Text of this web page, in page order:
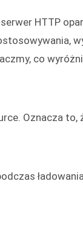
HTTP
co
Oznacza